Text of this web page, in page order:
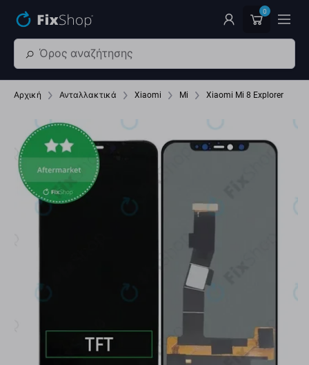
0
Αρχική Ανταλλακτικά Xiaomi Mi Xiaomi Mi 8 Explorer